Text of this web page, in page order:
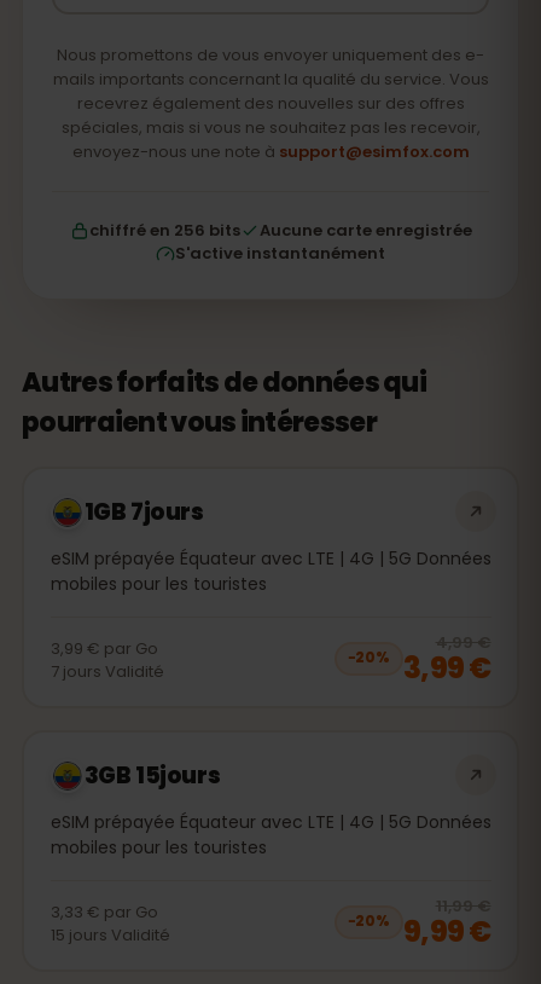
Nous promettons de vous envoyer uniquement des e-
mails importants concernant la qualité du service. Vous
recevrez également des nouvelles sur des offres
spéciales, mais si vous ne souhaitez pas les recevoir,
envoyez-nous une note à support@esimfox.com
chiffré en 256 bits
Aucune carte enregistrée
S'active instantanément
Autres forfaits de données qui
pourraient vous intéresser
1GB 7jours
eSIM prépayée Équateur avec LTE | 4G | 5G Données
mobiles pour les touristes
3,99 € par Go
7 jours Validité
−20%
4,99 €
3,99 €
3GB 15jours
eSIM prépayée Équateur avec LTE | 4G | 5G Données
mobiles pour les touristes
3,33 € par Go
15 jours Validité
−20%
11,99 €
9,99 €